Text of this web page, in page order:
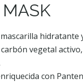
MASK
hidratante
carbón vegetal
con